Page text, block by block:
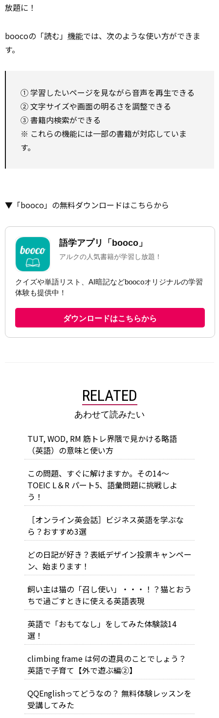
放題に！
boocoの「読む」 機能では、次のような使い方ができま
す。
① 学習したいページを見ながら音声を再生できる
② 文字サイズや画面の明るさを調整できる
③ 書籍内検索ができる
※ これらの機能には一部の書籍が対応していま
す。
▼「booco」の無料ダウンロードはこちらから
RELATED
あわせて読みたい
TUT, WOD, RM 筋トレ界隈で見かける略語
（英語）の意味と使い方
この問題、すぐに解けますか。その14～
TOEIC L＆R パート5、語彙問題に挑戦しよ
う！
［オンライン英会話］ビジネス英語を学ぶな
ら？おすすめ3選
どの日記が好き？表紙デザイン投票キャンペー
ン、始まります！
飼い主は猫の「召し使い」・・・！？猫とおう
ちで過ごすときに使える英語表現
英語で「おもてなし」をしてみた体験談14
選！
climbing frame は何の遊具のことでしょう？
英語で子育て【外で遊ぶ編②】
QQEnglishってどうなの？ 無料体験レッスンを
受講してみた